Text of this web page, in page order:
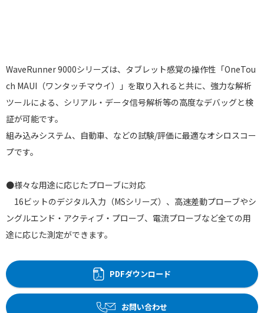
WaveRunner 9000シリーズは、タブレット感覚の操作性「OneTou
ch MAUI（ワンタッチマウイ）」を取り入れると共に、強力な解析
ツールによる、シリアル・データ信号解析等の高度なデバッグと検
証が可能です。
組み込みシステム、自動車、などの試験/評価に最適なオシロスコー
プです。
●様々な用途に応じたプローブに対応
16ビットのデジタル入力（MSシリーズ）、高速差動プローブやシ
ングルエンド・アクティブ・プローブ、電流プローブなど全ての用
途に応じた測定ができます。
PDFダウンロード
お問い合わせ